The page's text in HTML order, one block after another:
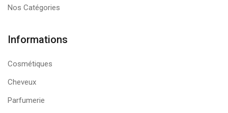
Nos Catégories
Informations
Cosmétiques
Cheveux
Parfumerie